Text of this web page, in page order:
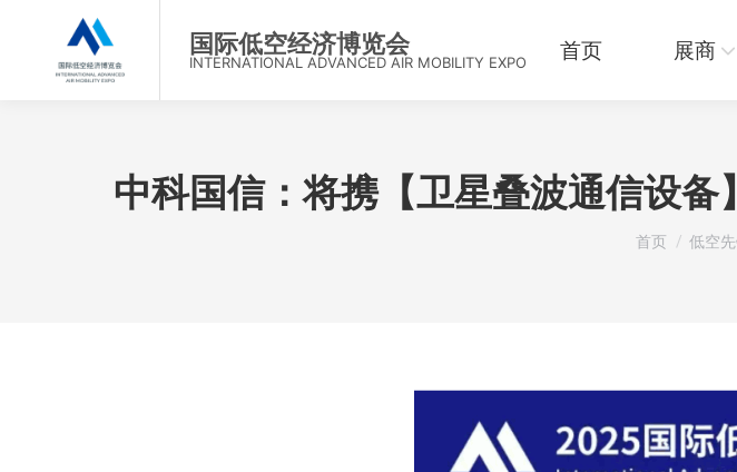
国际低空经济博览会
INTERNATIONAL ADVANCED AIR MOBILITY EXPO 首页 展商
中科国信：将携【卫星叠波通信设
您在这里：
首页 低空
展商 观众